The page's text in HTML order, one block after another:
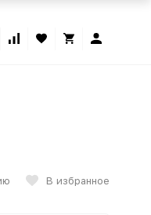
В избранное